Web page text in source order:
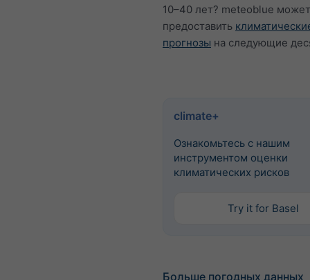
10–40 лет? meteoblue может
предоставить
прогнозы на следующие
climate+
Ознакомьтесь с нашим
инструментом оценки
климатических рисков
Try it for Basel
Больше погодных данных